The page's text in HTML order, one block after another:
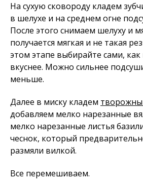
На сухую сковороду кладем
в шелухе и на среднем огне
После этого снимаем шелуху и
получается мягкая и не такая
этом этапе выбирайте сами,
вкуснее. Можно сильнее
меньше.
Далее в миску кладем
добавляем мелко нарезанные
мелко нарезанные листья
чеснок, который
размяли вилкой.
Все перемешиваем.